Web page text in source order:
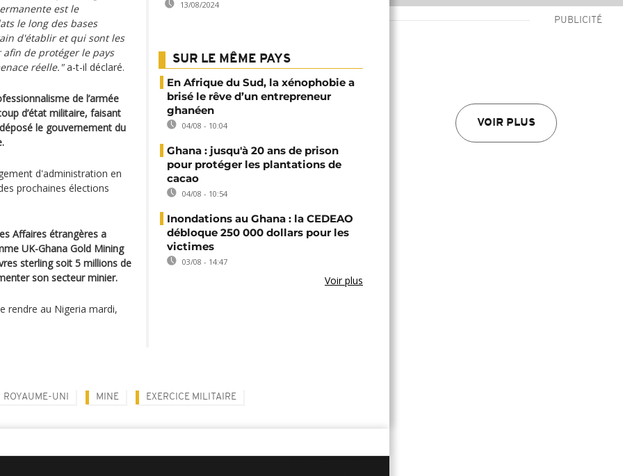
PUBLICITÉ
VOIR PLUS
est le
le long des bases
d'établir et qui sont les
de protéger le pays
réelle."a-t-il déclaré.
de l’armée
d’état militaire, faisant
le gouvernement du
d'administration en
prochaines élections
Affaires étrangères a
UK-Ghana Gold Mining
sterling soit 5 millions de
son secteur minier.
rendre au Nigeria mardi,
13/08/2024
SUR LE MÊME PAYS
En Afrique du Sud, la xénophobie a
brisé le rêve d’un entrepreneur
ghanéen
04/08 - 10:04
Ghana : jusqu'à 20 ans de prison
pour protéger les plantations de
cacao
04/08 - 10:54
Inondations au Ghana : la CEDEAO
débloque 250 000 dollars pour les
victimes
03/08 - 14:47
Voir plus
ROYAUME-UNI MINE EXERCICE MILITAIRE